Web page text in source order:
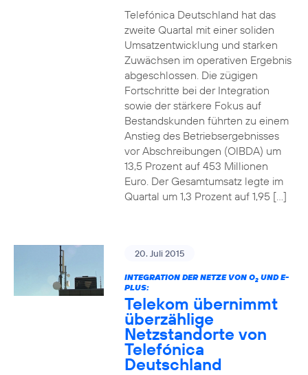
Telefónica Deutschland hat das
zweite Quartal mit einer soliden
Umsatzentwicklung und starken
Zuwächsen im operativen Ergebnis
abgeschlossen. Die zügigen
Fortschritte bei der Integration
sowie der stärkere Fokus auf
Bestandskunden führten zu einem
Anstieg des Betriebsergebnisses
vor Abschreibungen (OIBDA) um
13,5 Prozent auf 453 Millionen
Euro. Der Gesamtumsatz legte im
Quartal um 1,3 Prozent auf 1,95 […]
20. Juli 2015
INTEGRATION DER NETZE VON O2UND E-
PLUS:
Telekom übernimmt
überzählige
Netzstandorte von
Telefónica
Deutschland